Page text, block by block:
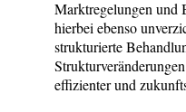
Marktregelungen und
hierbei ebenso
strukturierte
effizienter und